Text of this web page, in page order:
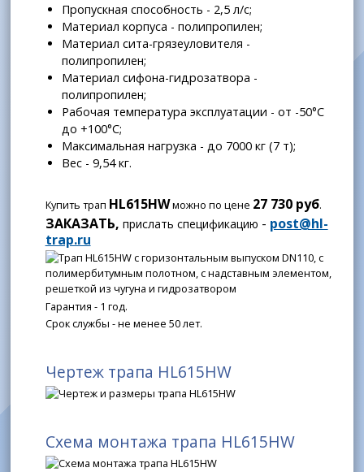
Пропускная способность - 2,5 л/с;
Материал корпуса - полипропилен;
Материал сита-грязеуловителя -
полипропилен;
Материал сифона-гидрозатвора -
полипропилен;
Рабочая температура эксплуатации - от -50°С
до +100°С;
Максимальная нагрузка - до 7000 кг (7 т);
Вес - 9,54 кг.
Купить трап HL615HWможно по цене 27 730 руб.
ЗАКАЗАТЬ, прислать спецификацию - post@hl-
trap.ru
Гарантия - 1 год.
Срок службы - не менее 50 лет.
Чертеж трапа HL615HW
Схема монтажа трапа HL615HW